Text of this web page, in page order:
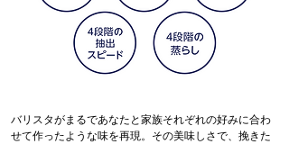
バリスタがまるであなたと家族それぞれの好みに合わ
せて作ったような味を再現。その美味しさで、挽きた